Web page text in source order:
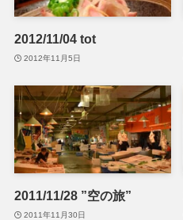
2012/11/04 tot
2012年11月5日
2011/11/28 ”空の旅”
2011年11月30日